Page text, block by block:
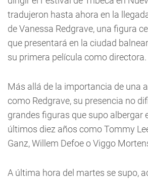
tradujeron hasta ahora en la
de Vanessa Redgrave, una figura
que presentará en la ciudad
su primera película como directora.
Más allá de la importancia de una
como Redgrave, su presencia no
grandes figuras que supo albergar
últimos diez años como Tommy
Ganz, Willem Defoe o Viggo
A última hora del martes se supo,